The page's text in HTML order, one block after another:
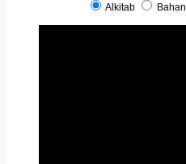
Alkitab Bahan